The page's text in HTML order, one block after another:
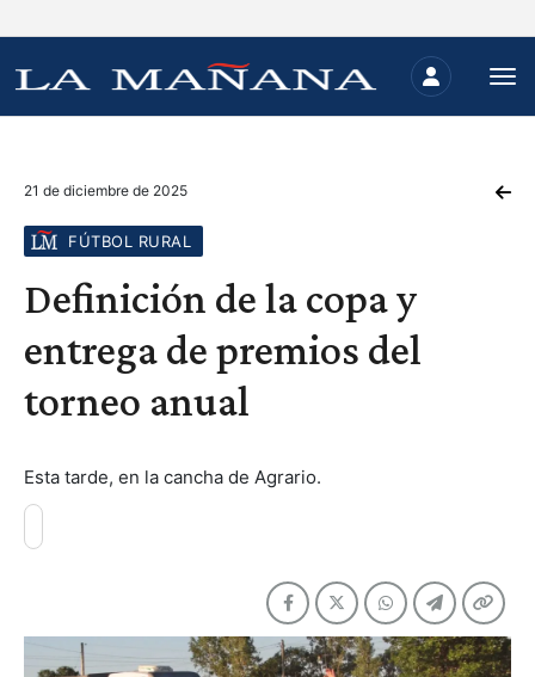
21 de diciembre de 2025
FÚTBOL RURAL
Definición de la copa y
entrega de premios del
torneo anual
Esta tarde, en la cancha de Agrario.